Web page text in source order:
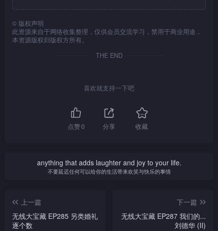
© 版权声明
此资源来自于网络收集整理，仅供会员交流学习，禁用于商业用途，
本资源版权归版权方所有。
THE END
喜欢就支持一下吧
点赞0 分享 收藏
anything that adds laughter and joy to your life.
不要延迟任何可以给你的生活带来欢笑与快乐的事情
上一篇
无线大宝藏 EP285 另类婚礼
逐个数
下一篇
无线大宝藏 EP287 我们的...
刘德华 (II)